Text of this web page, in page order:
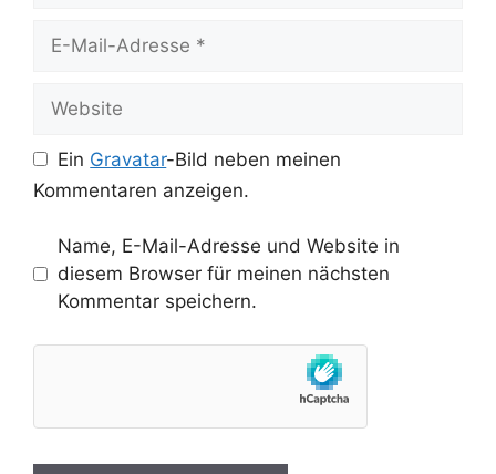
Mail-
Ein Gravatar-Bild neben meinen
Kommentaren anzeigen.
Name, E-Mail-Adresse und Website in
diesem Browser für meinen nächsten
Kommentar speichern.